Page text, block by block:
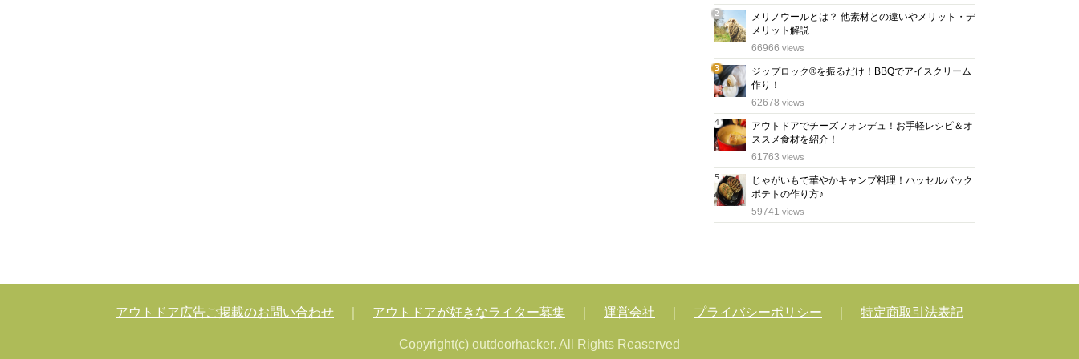
2
位
メリノウールとは？ 他素材との違いやメリット・デ
メリット解説
66966 views
3
位
ジップロック®を振るだけ！BBQでアイスクリーム
作り！
62678 views
4
位
アウトドアでチーズフォンデュ！お手軽レシピ＆オ
ススメ食材を紹介！
61763 views
5
位
じゃがいもで華やかキャンプ料理！ハッセルバック
ポテトの作り方♪
59741 views
アウトドア広告ご掲載のお問い合わせ アウトドアが好きなライター募集 運営会社 プライバシーポリシー 特定商取引法表記
Copyright(c) outdoorhacker. All Rights Reaserved